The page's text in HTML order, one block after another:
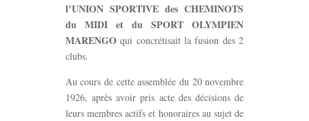
l’UNION SPORTIVE des CHEMINOTS
du MIDI et du SPORT OLYMPIEN
MARENGOqui concrétisait la fusion des 2
clubs.
Au cours de cette assemblée du 20 novembre
1926, après avoir pris acte des décisions de
leurs membres actifs et honoraires au sujet de